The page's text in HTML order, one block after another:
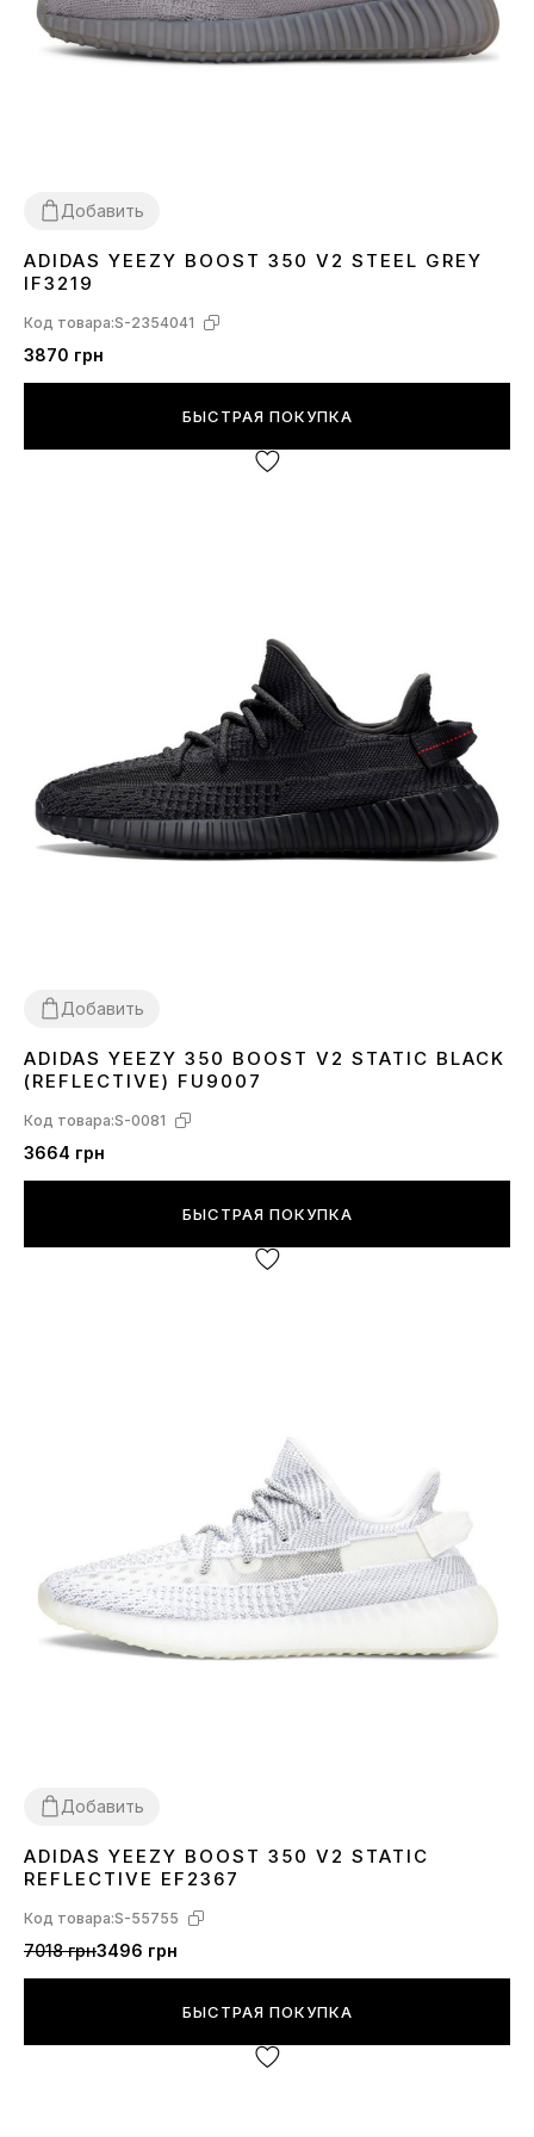
Добавить
36 3739 40 414243 44 45
ADIDAS YEEZY BOOST 350 V2 STEEL GREY
IF3219
Код товара:S-2354041
3870 грн
БЫСТРАЯ ПОКУПКА
Добавить
36 3738 39 404142 43 4445
ADIDAS YEEZY 350 BOOST V2 STATIC BLACK
(REFLECTIVE) FU9007
Код товара:S-0081
3664 грн
БЫСТРАЯ ПОКУПКА
Добавить
36 3738 39 404142 43 45
ADIDAS YEEZY BOOST 350 V2 STATIC
REFLECTIVE EF2367
Код товара:S-55755
7018 грн3496 грн
БЫСТРАЯ ПОКУПКА